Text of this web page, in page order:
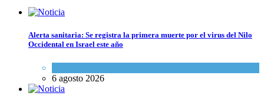
Alerta sanitaria: Se registra la primera muerte por el virus del Nilo
Occidental en Israel este año
6 agosto 2026